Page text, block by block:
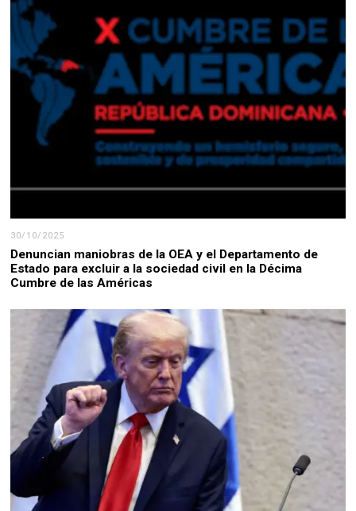
30/10/2025
Denuncian maniobras de la OEA y el Departamento de
Estado para excluir a la sociedad civil en la Décima
Cumbre de las Américas